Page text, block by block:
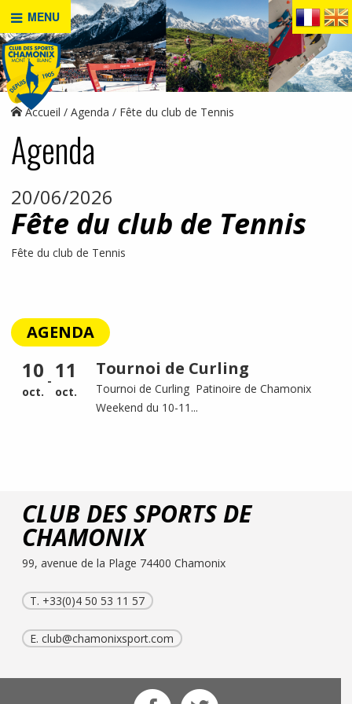
MENU
Accueil Agenda Fête du club de Tennis
Agenda
20/06/2026
Fête du club de Tennis
Fête du club de Tennis
AGENDA
10
oct.
- 11
oct.
Tournoi de Curling
Tournoi de Curling Patinoire de Chamonix
Weekend du 10-11...
CLUB DES SPORTS DE
CHAMONIX
99, avenue de la Plage 74400 Chamonix
T. +33(0)4 50 53 11 57
E.club@chamonixsport.com